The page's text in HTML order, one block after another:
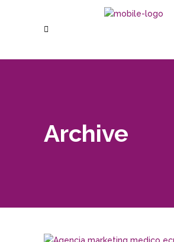
Archive